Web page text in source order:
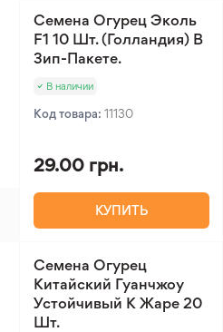
Семена Огурец Эколь
F1 10 Шт. (Голландия) В
Зип-Пакете.
В наличии
Код товара: 11130
29.00 грн.
КУПИТЬ
Семена Огурец
Китайский Гуанчжоу
Устойчивый К Жаре 20
Шт.